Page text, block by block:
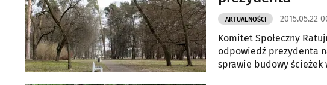
AKTUALNOŚCI 2015.05.22
Komitet Społeczny
odpowiedź prezydenta
sprawie budowy ścieżek